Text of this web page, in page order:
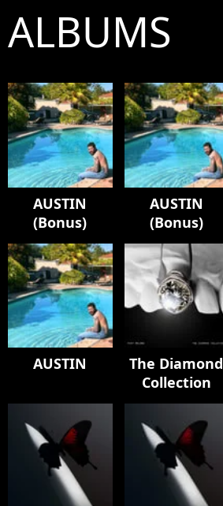
ALBUMS
AUSTIN
(Bonus)
AUSTIN
(Bonus)
AUSTIN
The Diamond
Collection